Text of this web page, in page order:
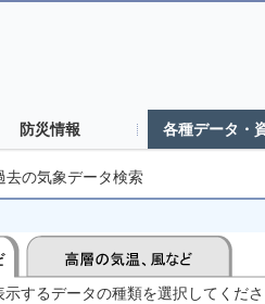
防災情報 各種データ・
去の気象データ検索
するデータの種類を選択してくだ